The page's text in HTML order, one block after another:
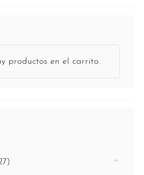
productos en el carrito.